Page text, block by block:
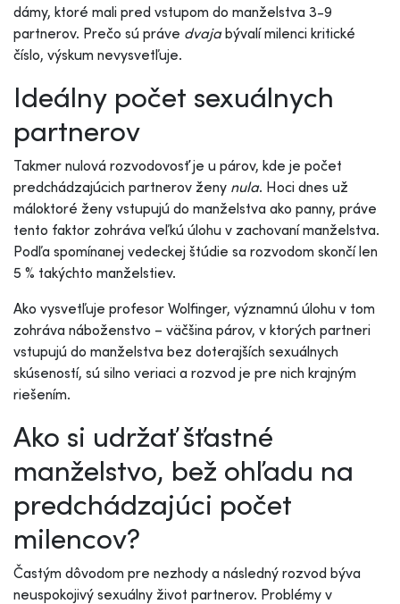
dámy, ktoré mali pred vstupom do manželstva 3-9
partnerov. Prečo sú práve dvajabývalí milenci kritické
číslo, výskum nevysvetľuje.
Ideálny počet sexuálnych
partnerov
Takmer nulová rozvodovosť je u párov, kde je počet
predchádzajúcich partnerov ženy nula. Hoci dnes už
máloktoré ženy vstupujú do manželstva ako panny, práve
tento faktor zohráva veľkú úlohu v zachovaní manželstva.
Podľa spomínanej vedeckej štúdie sa rozvodom skončí len
5 % takýchto manželstiev.
Ako vysvetľuje profesor Wolfinger, významnú úlohu v tom
zohráva náboženstvo – väčšina párov, v ktorých partneri
vstupujú do manželstva bez doterajších sexuálnych
skúseností, sú silno veriaci a rozvod je pre nich krajným
riešením.
Ako si udržať šťastné
manželstvo, bež ohľadu na
predchádzajúci počet
milencov?
Častým dôvodom pre nezhody a následný rozvod býva
neuspokojivý sexuálny život partnerov. Problémy v